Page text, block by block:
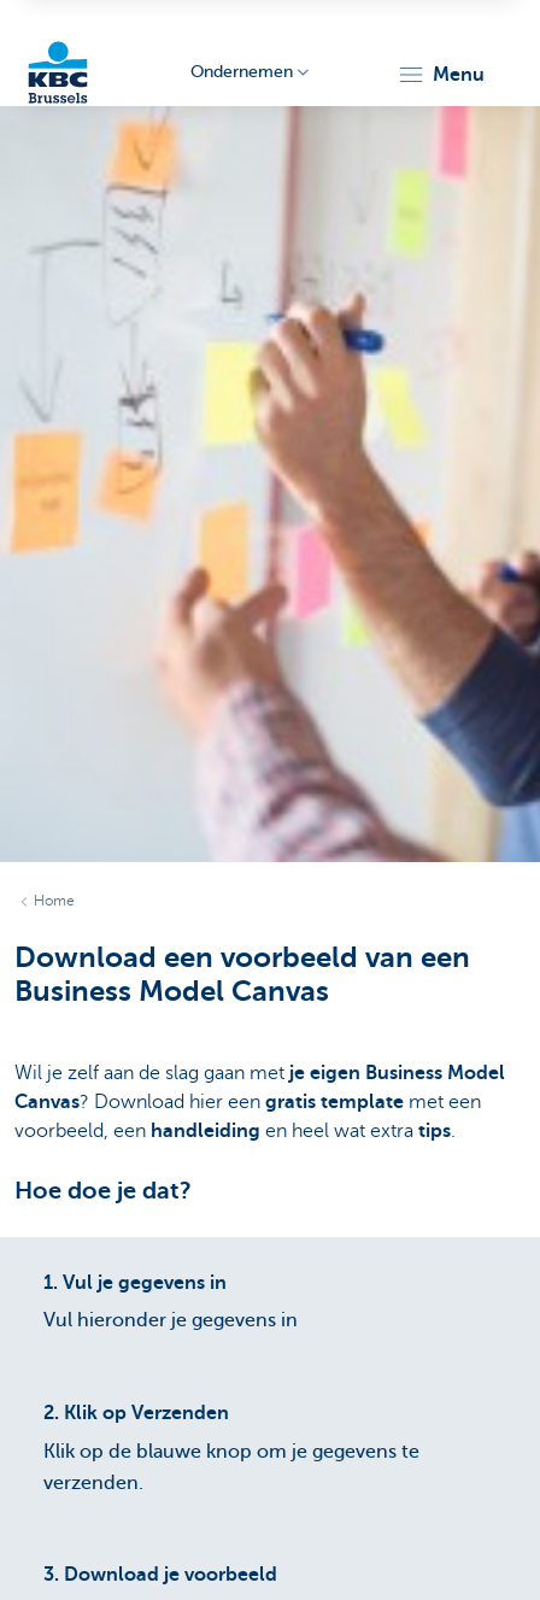
Ondernemen menu
Home
Download een voorbeeld van een
Business Model Canvas
Wil je zelf aan de slag gaan met je eigen Business Model
Canvas? Download hier een gratis template met een
voorbeeld, een handleiding en heel wat extra tips.
Hoe doe je dat?
1. Vul je gegevens in
Vul hieronder je gegevens in
2. Klik op Verzenden
Klik op de blauwe knop om je gegevens te
verzenden.
3. Download je voorbeeld